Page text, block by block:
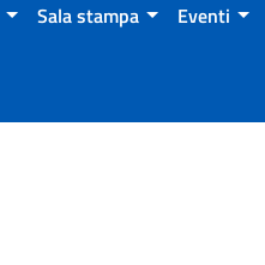
Sala stampa Eventi